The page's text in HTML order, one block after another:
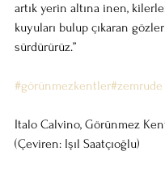
artık yerin altına inen,
kuyuları bulup çıkaran
sürdürürüz.”
#görünmezkentler#zemrude
Italo Calvino, Görünmez
(Çeviren: Işıl Saatçıoğlu)